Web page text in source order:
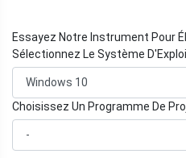
Essayez Notre Instrument Pour
Sélectionnez Le Système
Choisissez Un Programme De